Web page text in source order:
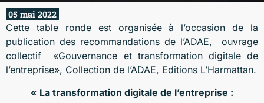
05 mai 2022
Cette table ronde est organisée à l’occasion de la
publication des recommandations de l’ADAE, ouvrage
collectif «Gouvernance et transformation digitale de
l’entreprise», Collection de l’ADAE, Editions L’Harmattan.
« La transformation digitale de l’entreprise :